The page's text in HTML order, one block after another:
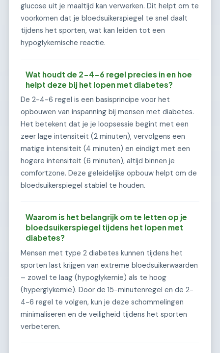
glucose uit je maaltijd kan verwerken. Dit helpt om te
voorkomen dat je bloedsuikerspiegel te snel daalt
tijdens het sporten, wat kan leiden tot een
hypoglykemische reactie.
Wat houdt de 2-4-6 regel precies in en hoe
helpt deze bij het lopen met diabetes?
De 2-4-6 regel is een basisprincipe voor het
opbouwen van inspanning bij mensen met diabetes.
Het betekent dat je je loopsessie begint met een
zeer lage intensiteit (2 minuten), vervolgens een
matige intensiteit (4 minuten) en eindigt met een
hogere intensiteit (6 minuten), altijd binnen je
comfortzone. Deze geleidelijke opbouw helpt om de
bloedsuikerspiegel stabiel te houden.
Waarom is het belangrijk om te letten op je
bloedsuikerspiegel tijdens het lopen met
diabetes?
Mensen met type 2 diabetes kunnen tijdens het
sporten last krijgen van extreme bloedsuikerwaarden
– zowel te laag (hypoglykemie) als te hoog
(hyperglykemie). Door de 15-minutenregel en de 2-
4-6 regel te volgen, kun je deze schommelingen
minimaliseren en de veiligheid tijdens het sporten
verbeteren.